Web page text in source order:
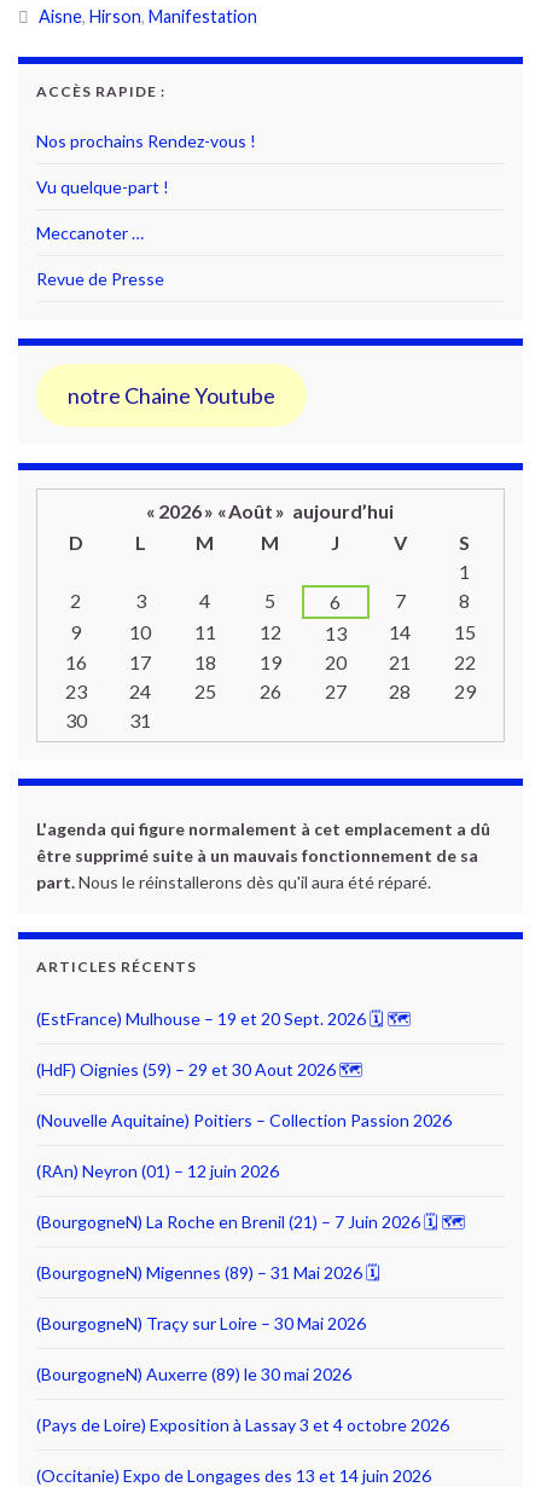
Aisne, Hirson, Manifestation
ACCÈS RAPIDE :
Nos prochains Rendez-vous !
Vu quelque-part !
Meccanoter …
Revue de Presse
notre Chaine Youtube
« 2026» «Août » aujourd’hui
D
L M M J V
S
1
2
3 4 5 6 7
8
9
10 11 12 13 14
15
16
17 18 19 20 21
22
23
24 25 26 27 28
29
30
31
L'agenda qui figure normalement à cet emplacement a dû
être supprimé suite à un mauvais fonctionnement de sa
part.Nous le réinstallerons dès qu'il aura été réparé.
ARTICLES RÉCENTS
(EstFrance) Mulhouse – 19 et 20 Sept. 2026 🗓 🗺
(HdF) Oignies (59) – 29 et 30 Aout 2026 🗺
(Nouvelle Aquitaine) Poitiers – Collection Passion 2026
(RAn) Neyron (01) – 12 juin 2026
(BourgogneN) La Roche en Brenil (21) – 7 Juin 2026 🗓 🗺
(BourgogneN) Migennes (89) – 31 Mai 2026 🗓
(BourgogneN) Traçy sur Loire – 30 Mai 2026
(BourgogneN) Auxerre (89) le 30 mai 2026
(Pays de Loire) Exposition à Lassay 3 et 4 octobre 2026
(Occitanie) Expo de Longages des 13 et 14 juin 2026